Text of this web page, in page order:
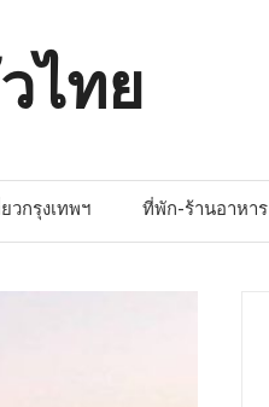
ไทย
วกรุงเทพฯ ที่พัก-ร้านอาหาร